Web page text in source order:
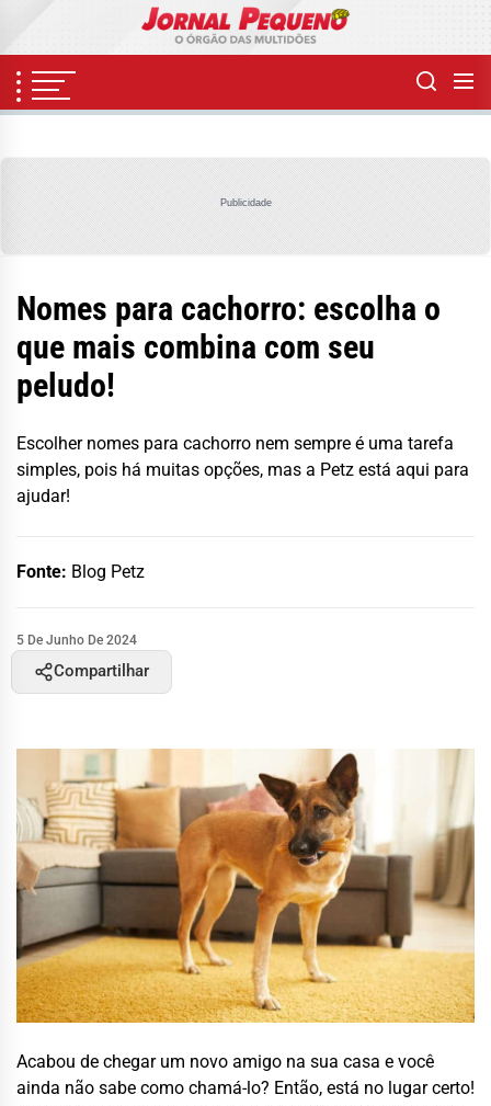
content
Publicidade
Nomes para cachorro: escolha o
que mais combina com seu
peludo!
Escolher nomes para cachorro nem sempre é uma tarefa
simples, pois há muitas opções, mas a Petz está aqui para
ajudar!
Fonte: Blog Petz
5 De Junho De 2024
Compartilhar
Acabou de chegar um novo amigo na sua casa e você
ainda não sabe como chamá-lo? Então, está no lugar certo!